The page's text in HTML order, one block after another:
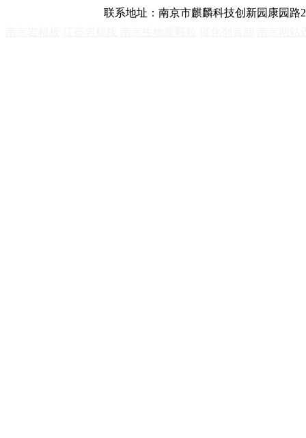
联系地址：南京市麒麟科技创新园康园